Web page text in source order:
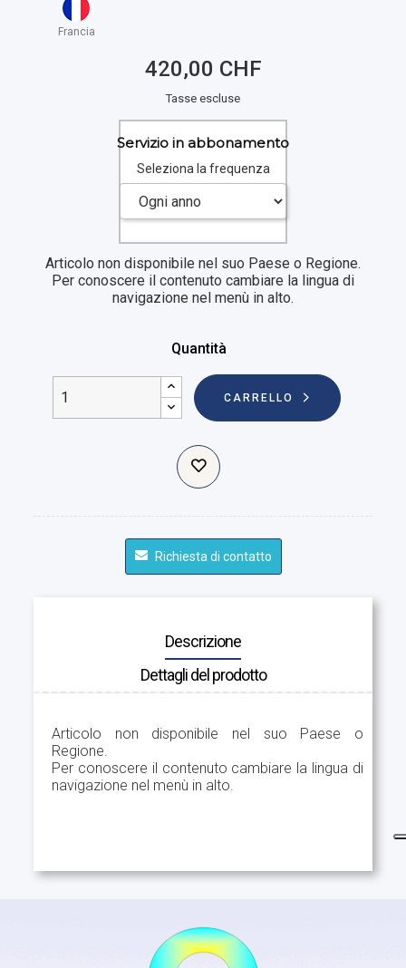
Francia
420,00 CHF
Tasse escluse
Servizio in abbonamento
Seleziona la frequenza
Articolo non disponibile nel suo Paese o Regione.
Per conoscere il contenuto cambiare la lingua di
navigazione nel menù in alto.
Quantità
CARRELLO
Richiesta di contatto
Descrizione
Dettagli del prodotto
Articolo non disponibile nel suo Paese o
Regione.
Per conoscere il contenuto cambiare la lingua di
navigazione nel menù in alto.